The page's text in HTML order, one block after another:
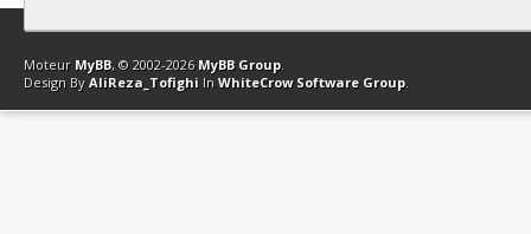
Contact Club Affiliation Retourner en haut Version bas-débit
Moteur MyBB, © 2002-2026 MyBB Group.
Design By AliReza_Tofighi In WhiteCrow Software Group.